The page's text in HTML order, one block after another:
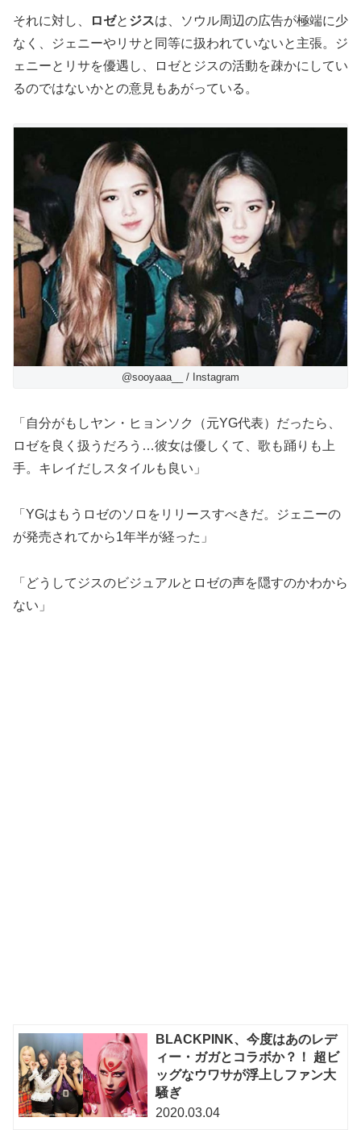
それに対し、 ロゼと ジスは、ソウル周辺の広告が極端に少
なく、ジェニーやリサと同等に扱われていないと主張。ジ
ェニーとリサを優遇し、ロゼとジスの活動を疎かにしてい
るのではないかとの意見もあがっている。
@sooyaaa__ / Instagram
「自分がもしヤン・ヒョンソク（元YG代表）だったら、
ロゼを良く扱うだろう…彼女は優しくて、歌も踊りも上
手。キレイだしスタイルも良い」
「YGはもうロゼのソロをリリースすべきだ。ジェニーの
が発売されてから1年半が経った」
「どうしてジスのビジュアルとロゼの声を隠すのかわから
ない」
BLACKPINK、今度はあのレデ
ィー・ガガとコラボか？！ 超ビ
ッグなウワサが浮上しファン大
騒ぎ
2020.03.04